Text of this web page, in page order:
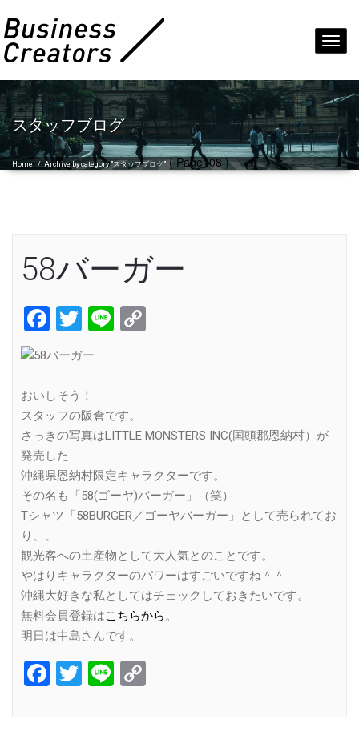
スタッフブログ
Home /Archive by category "スタッフブログ"( Page108 )
58バーガー
Facebook
Twitter
Line
おいしそう！
スタッフの阪倉です。
さっきの写真はLITTLE MONSTERS INC(国頭郡恩納村）が
発売した
沖縄県恩納村限定キャラクターです。
その名も「58(ゴーヤ)バーガー」（笑）
Tシャツ「58BURGER／ゴーヤバーガー」として売られてお
り、、
観光客への土産物として大人気とのことです。
やはりキャラクターのパワーはすごいですね＾＾
沖縄大好きな私としてはチェックしておきたいです。
無料会員登録はこちらから。
明日は中島さんです。
Facebook
Twitter
Line